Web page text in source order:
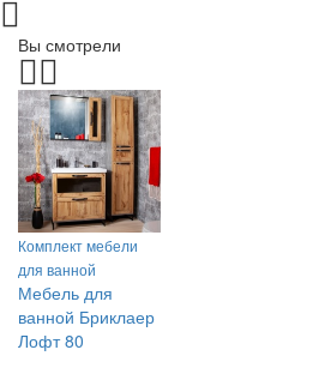
Вы смотрели
Комплект мебели
для ванной
Мебель для
ванной Бриклаер
Лофт 80